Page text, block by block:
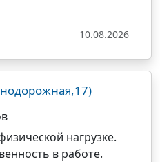
10.08.2026
нагрузке.
в работе.